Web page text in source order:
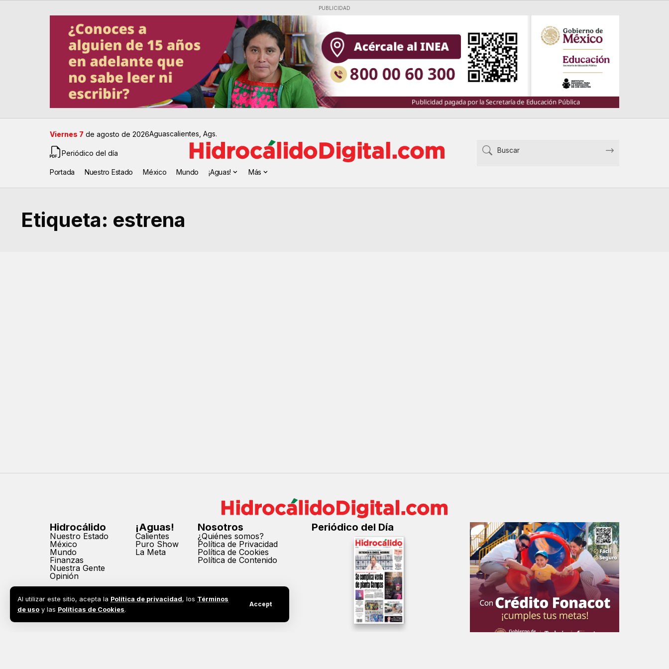
Al utilizar este sitio, acepta la Política de privacidad, los Términos
de uso y las Políticas de Cookies.
Accept
PUBLICIDAD
Viernes 7 de agosto de 2026Aguascalientes, Ags.
Periódico del día
Portada Nuestro Estado México Mundo ¡Aguas! Más
Etiqueta: estrena
Hidrocálido
Nuestro Estado
México
Mundo
Finanzas
Nuestra Gente
Opinión
¡Aguas!
Calientes
Puro Show
La Meta
Nosotros
¿Quiénes somos?
Política de Privacidad
Política de Cookies
Política de Contenido
Periódico del Día